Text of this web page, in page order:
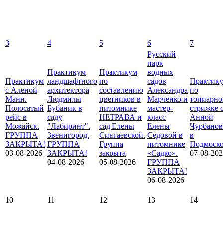
3 4 5 6 7
Практикум
с Аленой
Манн.
Полосатый
рейс в
Можайск.
ГРУППА
ЗАКРЫТА!
03-08-2026
Практикум
ландшафтного
архитектора
Людмилы
Бубаник в
саду
"Лабиринт".
Звенигород.
ГРУППА
ЗАКРЫТА!
04-08-2026
Практикум
по
составлению
цветников в
питомнике
НЕТРАВА и
сад Елены
Сингаевской.
Группа
закрыта
05-08-2026
Русский
парк
водных
садов
Александра
Марченко и
мастер-
класс
Елены
Седовой в
питомнике
«Садко».
ГРУППА
ЗАКРЫТА!
06-08-2026
по
стрижке с
Анной
в
07-08-
10 11 12 13 14